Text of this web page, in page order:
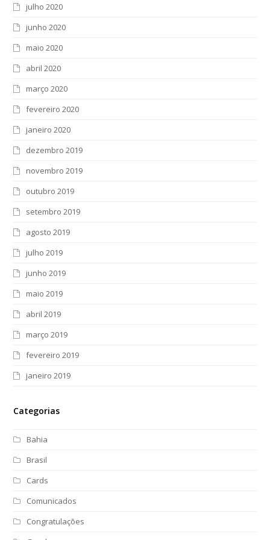
julho 2020
junho 2020
maio 2020
abril 2020
março 2020
fevereiro 2020
janeiro 2020
dezembro 2019
novembro 2019
outubro 2019
setembro 2019
agosto 2019
julho 2019
junho 2019
maio 2019
abril 2019
março 2019
fevereiro 2019
janeiro 2019
Categorias
Bahia
Brasil
Cards
Comunicados
Congratulações